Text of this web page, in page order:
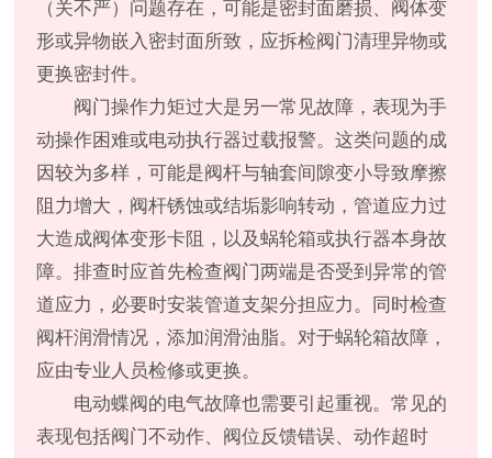
（关不严）问题存在，可能是密封面磨损、阀体变
形或异物嵌入密封面所致，应拆检阀门清理异物或
更换密封件。
阀门操作力矩过大是另一常见故障，表现为手
动操作困难或电动执行器过载报警。这类问题的成
因较为多样，可能是阀杆与轴套间隙变小导致摩擦
阻力增大，阀杆锈蚀或结垢影响转动，管道应力过
大造成阀体变形卡阻，以及蜗轮箱或执行器本身故
障。排查时应首先检查阀门两端是否受到异常的管
道应力，必要时安装管道支架分担应力。同时检查
阀杆润滑情况，添加润滑油脂。对于蜗轮箱故障，
应由专业人员检修或更换。
电动蝶阀的电气故障也需要引起重视。常见的
表现包括阀门不动作、阀位反馈错误、动作超时